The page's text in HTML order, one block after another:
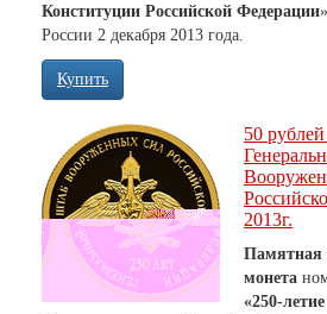
Конституции Российской Федерации
России 2 декабря 2013 года.
Купить
50
2013г.
Памятная
монета
«250-